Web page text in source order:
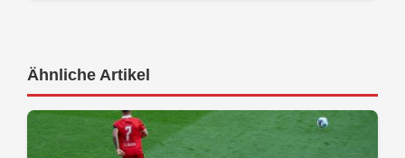
Ähnliche Artikel